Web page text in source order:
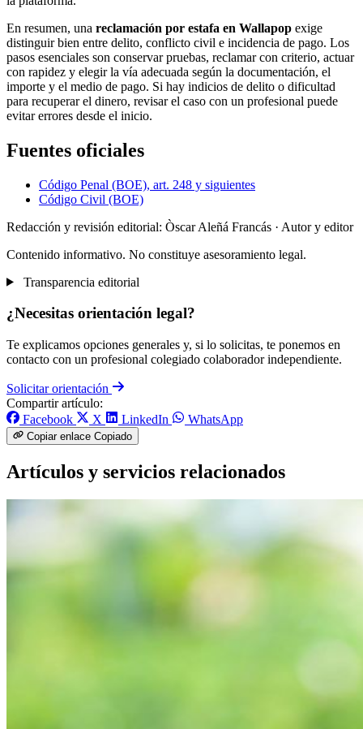
En resumen, una reclamación por estafa en Wallapop exige
distinguir bien entre delito, conflicto civil e incidencia de pago. Los
pasos esenciales son conservar pruebas, reclamar con criterio, actuar
con rapidez y elegir la vía adecuada según la documentación, el
importe y el medio de pago. Si hay indicios de delito o dificultad
para recuperar el dinero, revisar el caso con un profesional puede
evitar errores desde el inicio.
Fuentes oficiales
Código Penal (BOE), art. 248 y siguientes
Código Civil (BOE)
Redacción y revisión editorial: Òscar Aleñá Francás · Autor y editor
Contenido informativo. No constituye asesoramiento legal.
Transparencia editorial
¿Necesitas orientación legal?
Te explicamos opciones generales y, si lo solicitas, te ponemos en
contacto con un profesional colegiado colaborador independiente.
Solicitar orientación
Compartir artículo:
Facebook
X LinkedIn WhatsApp
Copiar enlace Copiado
Artículos y servicios relacionados